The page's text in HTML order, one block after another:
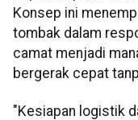
Konsep ini
tombak dalam
camat menjadi
bergerak cepat
"Kesiapan logistik